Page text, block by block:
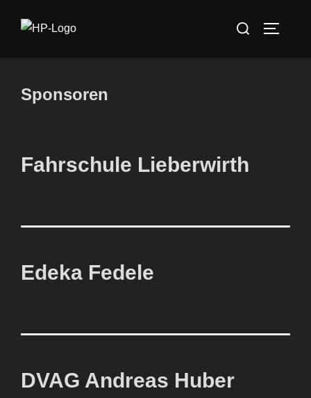
Inhalt
Suchen
Sponsoren
Fahrschule Lieberwirth
Edeka Fedele
DVAG Andreas Huber